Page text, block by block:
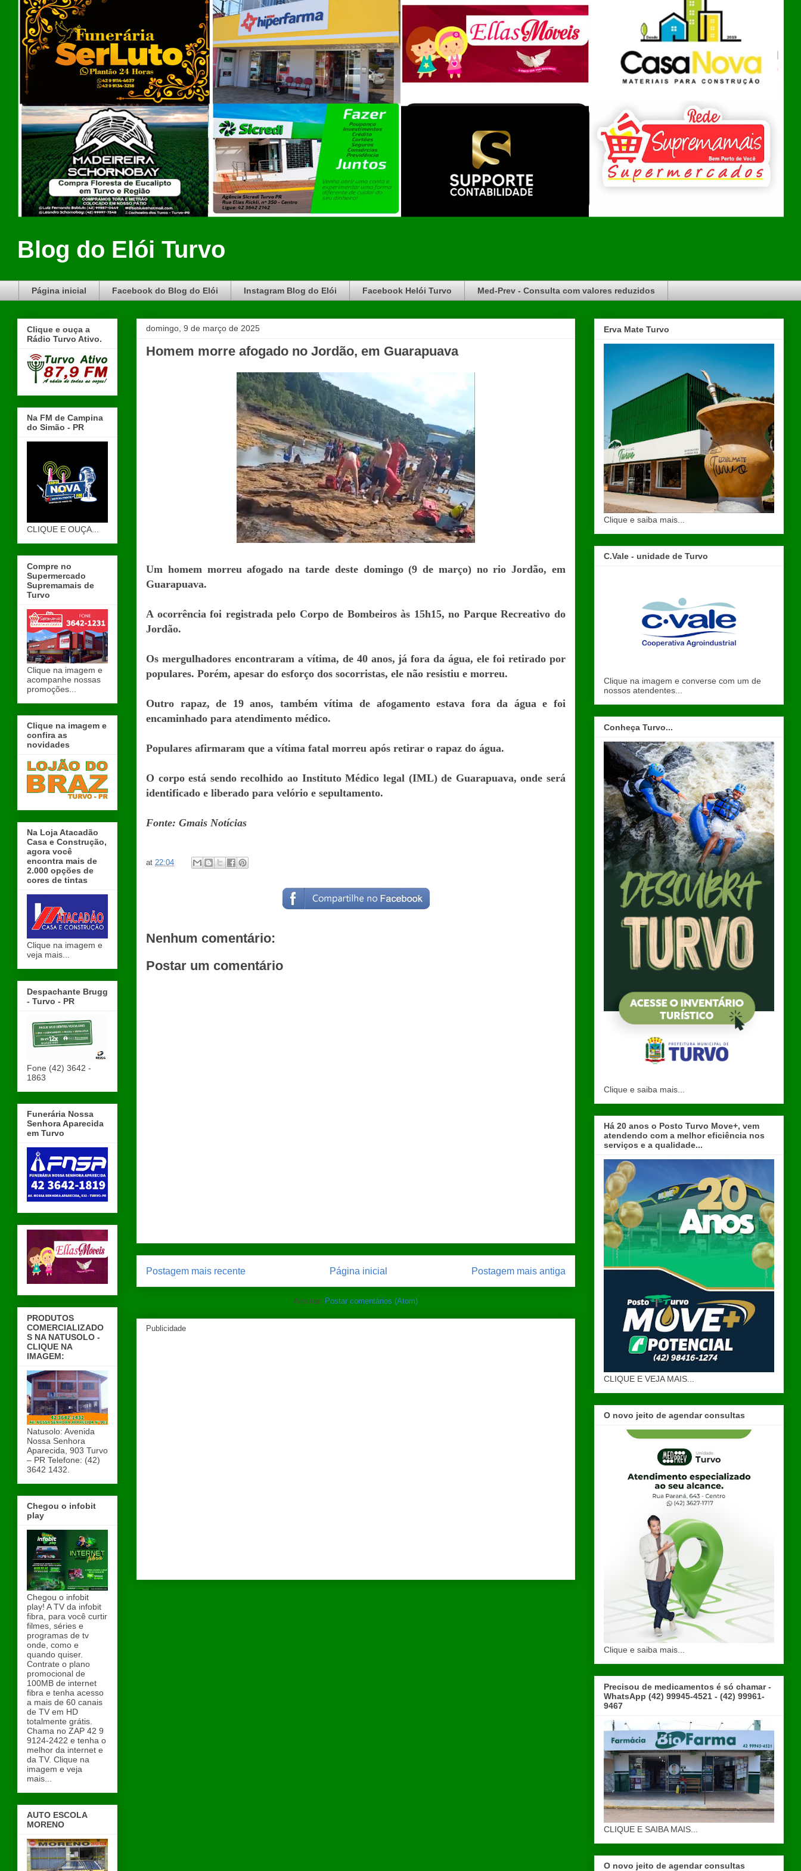
Blog do Elói Turvo
Página inicial Facebook do Blog do Elói Instagram Blog do Elói Facebook Helói Turvo Med-Prev - Consulta com valores reduzidos
domingo, 9 de março de 2025
Homem morre afogado no Jordão, em Guarapuava
Um homem morreu afogado na tarde deste domingo (9 de março) no rio Jordão, em
Guarapuava.
A ocorrência foi registrada pelo Corpo de Bombeiros às 15h15, no Parque Recreativo do
Jordão.
Os mergulhadores encontraram a vítima, de 40 anos, já fora da água, ele foi retirado por
populares. Porém, apesar do esforço dos socorristas, ele não resistiu e morreu.
Outro rapaz, de 19 anos, também vítima de afogamento estava fora da água e foi
encaminhado para atendimento médico.
Populares afirmaram que a vítima fatal morreu após retirar o rapaz do água.
O corpo está sendo recolhido ao Instituto Médico legal (IML) de Guarapuava, onde será
identificado e liberado para velório e sepultamento.
Fonte: Gmais Notícias
at 22:04
Nenhum comentário:
Postar um comentário
Postagem mais recente Postagem mais antiga
Página inicial
Assinar: Postar comentários (Atom)
Publicidade
Clique e ouça a
Rádio Turvo Ativo.
Na FM de Campina
do Simão - PR
CLIQUE E OUÇA...
Compre no
Supermercado
Supremamais de
Turvo
Clique na imagem e
acompanhe nossas
promoções...
Clique na imagem e
confira as
novidades
Na Loja Atacadão
Casa e Construção,
agora você
encontra mais de
2.000 opções de
cores de tintas
Clique na imagem e
veja mais...
Despachante Brugg
- Turvo - PR
Fone (42) 3642 -
1863
Funerária Nossa
Senhora Aparecida
em Turvo
PRODUTOS
COMERCIALIZADO
S NA NATUSOLO -
CLIQUE NA
IMAGEM:
Natusolo: Avenida
Nossa Senhora
Aparecida, 903 Turvo
– PR Telefone: (42)
3642 1432.
Chegou o infobit
play
Chegou o infobit
play! A TV da infobit
fibra, para você curtir
filmes, séries e
programas de tv
onde, como e
quando quiser.
Contrate o plano
promocional de
100MB de internet
fibra e tenha acesso
a mais de 60 canais
de TV em HD
totalmente grátis.
Chama no ZAP 42 9
9124-2422 e tenha o
melhor da internet e
da TV. Clique na
imagem e veja
mais...
AUTO ESCOLA
MORENO
Erva Mate Turvo
Clique e saiba mais...
C.Vale - unidade de Turvo
Clique na imagem e converse com um de
nossos atendentes...
Conheça Turvo...
Clique e saiba mais...
Há 20 anos o Posto Turvo Move+, vem
atendendo com a melhor eficiência nos
serviços e a qualidade...
CLIQUE E VEJA MAIS...
O novo jeito de agendar consultas
Clique e saiba mais...
Precisou de medicamentos é só chamar -
WhatsApp (42) 99945-4521 - (42) 99961-
9467
CLIQUE E SAIBA MAIS...
O novo jeito de agendar consultas